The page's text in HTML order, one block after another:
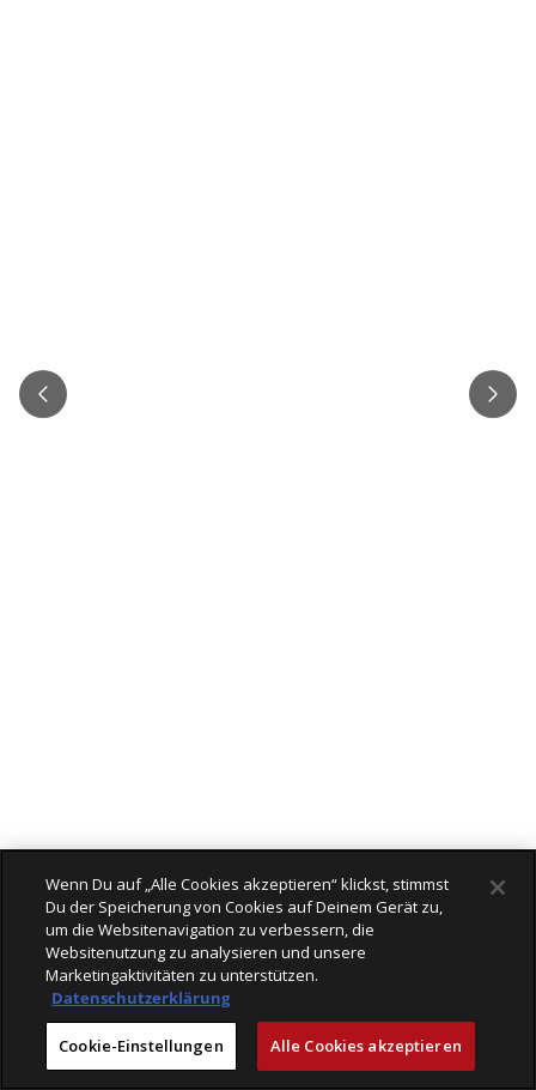
Wenn Du auf „Alle Cookies akzeptieren“ klickst, stimmst
Du der Speicherung von Cookies auf Deinem Gerät zu,
um die Websitenavigation zu verbessern, die
Websitenutzung zu analysieren und unsere
Marketingaktivitäten zu unterstützen.
Datenschutzerklärung
Cookie-Einstellungen Alle Cookies akzeptieren